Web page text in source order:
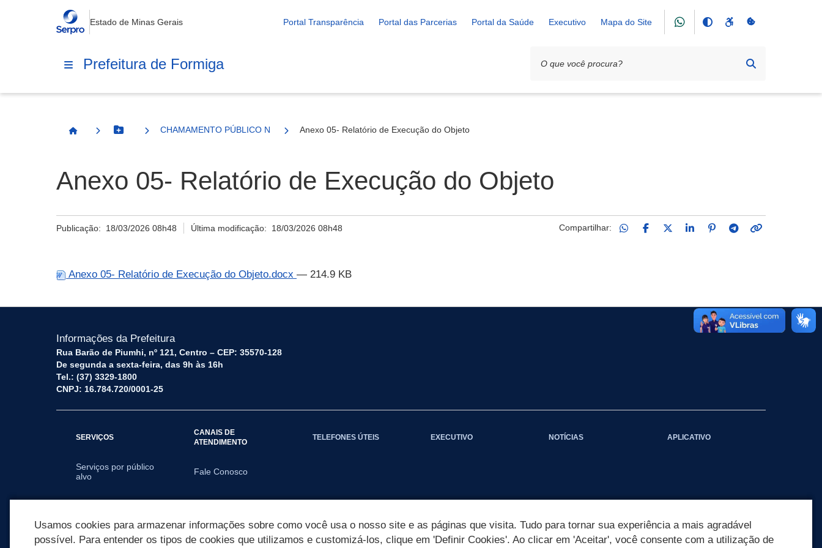
Estado de Minas Gerais Portal Transparência Portal das Parcerias Portal da Saúde Executivo Mapa do Site
Prefeitura de Formiga
Página InicialBotão Menu
CHAMAMENTO PÚBLICO Nº 02/2026 - SELEÇÃO DE PROJETOS PARA FIRMAR TERMO DE EXECUÇÃO CULTURAL
Anexo 05- Relatório de Execução do Objeto
Anexo 05- Relatório de Execução do Objeto
Publicação: 18/03/2026 08h48 Última modificação: 18/03/2026 08h48 Compartilhar:
Anexo 05- Relatório de Execução do Objeto.docx — 214.9 KB
Informações da Prefeitura
Rua Barão de Piumhi, nº 121, Centro – CEP: 35570-128
De segunda a sexta-feira, das 9h às 16h
Tel.: (37) 3329-1800
CNPJ: 16.784.720/0001-25
SERVIÇOS
Serviços por público
alvo
CANAIS DE
ATENDIMENTO
Fale Conosco
TELEFONES ÚTEIS EXECUTIVO NOTÍCIAS APLICATIVO
Usamos cookies para armazenar informações sobre como você usa o nosso site e as páginas que visita. Tudo para tornar sua experiência a mais agradável
possível. Para entender os tipos de cookies que utilizamos e customizá-los, clique em 'Definir Cookies'. Ao clicar em 'Aceitar', você consente com a utilização de